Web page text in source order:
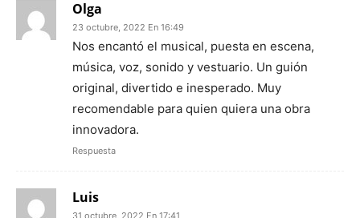
Olga
23 octubre, 2022 En 16:49
Nos encantó el musical, puesta en escena,
música, voz, sonido y vestuario. Un guión
original, divertido e inesperado. Muy
recomendable para quien quiera una obra
innovadora.
Respuesta
Luis
31 octubre, 2022 En 17:41